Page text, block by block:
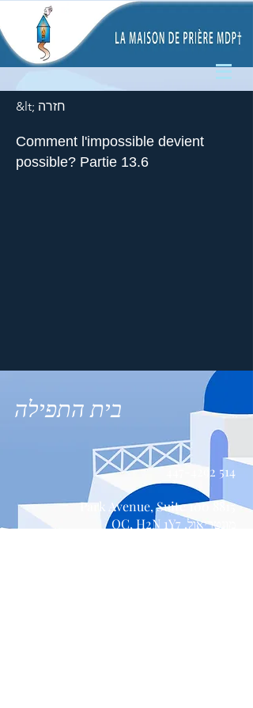
&lt; חזרה
Comment l'impossible devient
possible? Partie 13.6
בית התפילה
514 447-4292
8815 Park Avenue, Suite 100
מונטריאול, QC, H2N 1Y7